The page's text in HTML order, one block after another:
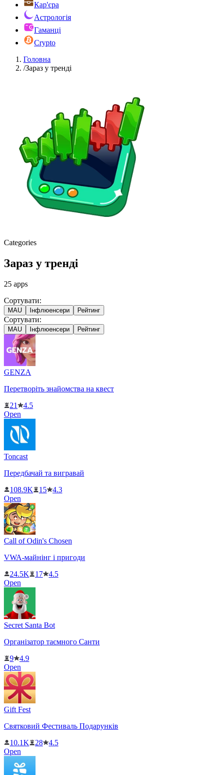
Кар'єра
Астрологія
Гаманці
Crypto
Головна
/Зараз у тренді
Categories
Зараз у тренді
25 apps
Сортувати:
MAU Інфлюенсери Рейтинг
Сортувати:
MAU Інфлюенсери Рейтинг
GENZA
Перетворіть знайомства на квест
21
4.5
Open
Toncast
Передбачай та вигравай
108.9K
15
4.3
Open
Call of Odin's Chosen
VWA-майнінг і пригоди
24.5K
17
4.5
Open
Secret Santa Bot
Організатор таємного Санти
9
4.9
Open
Gift Fest
Святковий Фестиваль Подарунків
10.1K
28
4.5
Open